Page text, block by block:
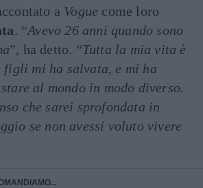
a Vogue come loro
. “Avevo 26 anni quando sono
”, ha detto. “Tutta la mia vita è
figli mi ha salvata, e mi ha
al mondo in modo diverso.
che sarei sprofondata in
se non avessi voluto vivere